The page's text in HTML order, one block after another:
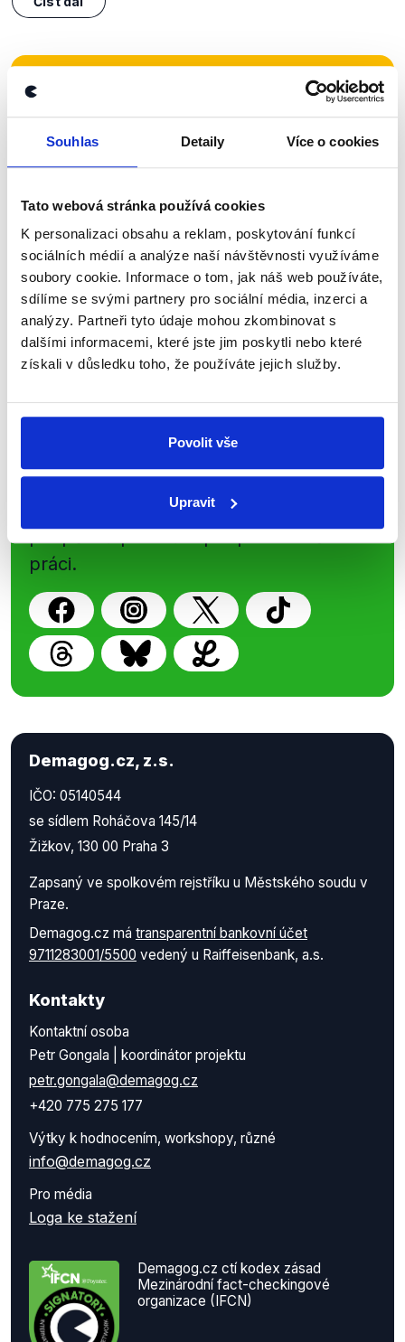
Souhlas Detaily Více o cookies
Tato webová stránka používá cookies
K personalizaci obsahu a reklam, poskytování funkcí
sociálních médií a analýze naší návštěvnosti využíváme
soubory cookie. Informace o tom, jak náš web používáte,
sdílíme se svými partnery pro sociální média, inzerci a
analýzy. Partneři tyto údaje mohou zkombinovat s
dalšími informacemi, které jste jim poskytli nebo které
získali v důsledku toho, že používáte jejich služby.
Povolit vše
Upravit
Zůstaňme v kontaktu
shrnutí nejzajímavějších článků a analýz.
Začněte nás odebírat, a mějte tak
přehled o tom, jaké dezinformace a
nepravdy se zrovna v Česku šíří.
Newsletter WhatsApp
Nenechte si ujít nejnovější události
z Demagog.cz. Sdílením našich
příspěvků přátelům podpoříte naši
práci.
Demagog.cz, z.s.
IČO: 05140544
se sídlem Roháčova 145/14
Žižkov, 130 00 Praha 3
Zapsaný ve spolkovém rejstříku u Městského soudu v
Praze.
Demagog.cz má transparentní bankovní účet
9711283001/5500 vedený u Raiffeisenbank, a.s.
Kontakty
Kontaktní osoba
Petr Gongala | koordinátor projektu
petr.gongala@demagog.cz
+420 775 275 177
Výtky k hodnocením, workshopy, různé
info@demagog.cz
Pro média
Loga ke stažení
Demagog.cz ctí kodex zásad
Mezinárodní fact-checkingové
organizace (IFCN)